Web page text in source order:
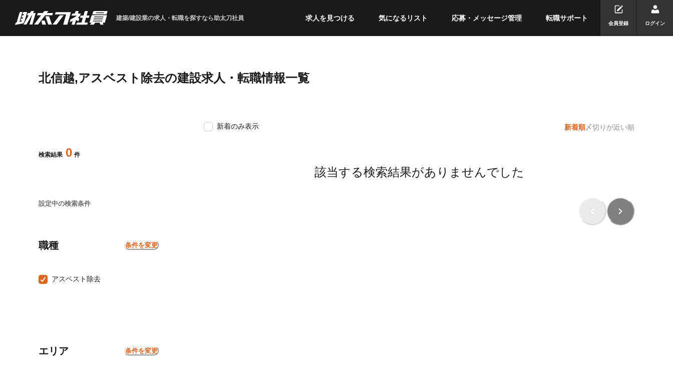
建築/建設業の求人・転職を探すなら助太刀社員 求人を見つける 気になるリスト 応募・メッセージ管理 転職サポート
会員登録 ログイン
北信越,アスベスト除去の建設求人・転職情報一覧
検索結果 0 件
設定中の検索条件
職種 条件を変更
アスベスト除去
エリア 条件を変更
新着のみ表示 新着順〆切りが近い順
該当する検索結果がありませんでした